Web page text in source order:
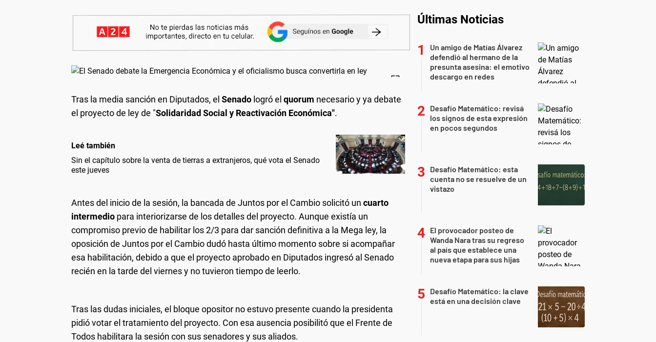
Tras la media sanción en Diputados, el Senado logró el quorum necesario y ya debate
el proyecto de ley de "Solidaridad Social y Reactivación Económica".
Leé también
Sin el capítulo sobre la venta de tierras a extranjeros, qué vota el Senado
este jueves
Antes del inicio de la sesión, la bancada de Juntos por el Cambio solicitó un cuarto
intermedio para interiorizarse de los detalles del proyecto. Aunque existía un
compromiso previo de habilitar los 2/3 para dar sanción definitiva a la Mega ley, la
oposición de Juntos por el Cambio dudó hasta último momento sobre si acompañar
esa habilitación, debido a que el proyecto aprobado en Diputados ingresó al Senado
recién en la tarde del viernes y no tuvieron tiempo de leerlo.
Tras las dudas iniciales, el bloque opositor no estuvo presente cuando la presidenta
pidió votar el tratamiento del proyecto. Con esa ausencia posibilitó que el Frente de
Todos habilitara la sesión con sus senadores y sus aliados.
Últimas Noticias
Un amigo de Matías Álvarez
defendió al hermano de la
presunta asesina: el emotivo
descargo en redes
Desafío Matemático: revisá
los signos de esta expresión
en pocos segundos
Desafío Matemático: esta
cuenta no se resuelve de un
vistazo
El provocador posteo de
Wanda Nara tras su regreso
al país que establece una
nueva etapa para sus hijas
Desafío Matemático: la clave
está en una decisión clave